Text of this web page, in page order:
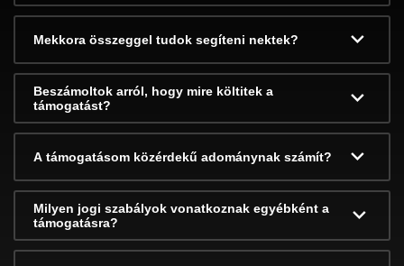
Mekkora összeggel tudok segíteni nektek?
Beszámoltok arról, hogy mire költitek a
támogatást?
A támogatásom közérdekű adománynak számít?
Milyen jogi szabályok vonatkoznak egyébként a
támogatásra?